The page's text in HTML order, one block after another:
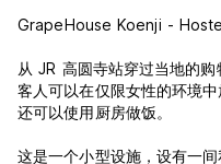
GrapeHouse Koenji -
从 JR 高圆寺站穿过当地的
客人可以在仅限女性的环境中
还可以使用厨房做饭。
这是一个小型设施，设有一